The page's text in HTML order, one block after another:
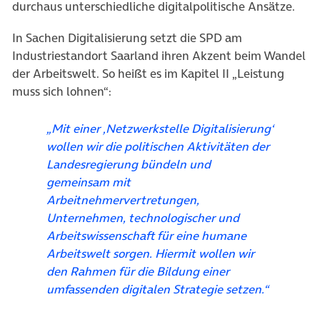
durchaus unterschiedliche digitalpolitische Ansätze.
In Sachen Digitalisierung setzt die SPD am
Industriestandort Saarland ihren Akzent beim Wandel
der Arbeitswelt. So heißt es im Kapitel II „Leistung
muss sich lohnen“:
„Mit einer ‚Netzwerkstelle Digitalisierung‘
wollen wir die politischen Aktivitäten der
Landesregierung bündeln und
gemeinsam mit
Arbeitnehmervertretungen,
Unternehmen, technologischer und
Arbeitswissenschaft für eine humane
Arbeitswelt sorgen. Hiermit wollen wir
den Rahmen für die Bildung einer
umfassenden digitalen Strategie setzen.“